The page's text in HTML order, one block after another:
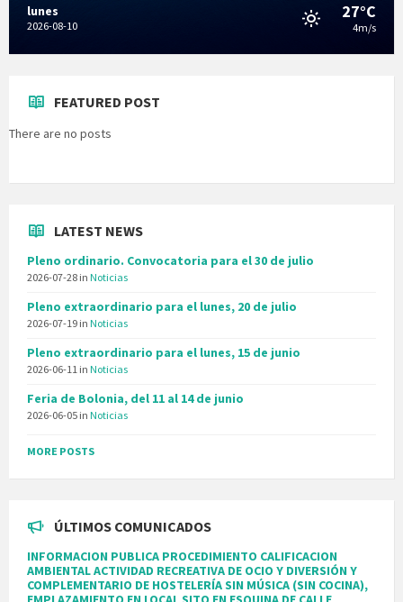
lunes
2026-08-10
27°C
4m/s
FEATURED POST
There are no posts
LATEST NEWS
Pleno ordinario. Convocatoria para el 30 de julio
2026-07-28 in Noticias
Pleno extraordinario para el lunes, 20 de julio
2026-07-19 in Noticias
Pleno extraordinario para el lunes, 15 de junio
2026-06-11 in Noticias
Feria de Bolonia, del 11 al 14 de junio
2026-06-05 in Noticias
MORE POSTS
ÚLTIMOS COMUNICADOS
INFORMACION PUBLICA PROCEDIMIENTO CALIFICACION
AMBIENTAL ACTIVIDAD RECREATIVA DE OCIO Y DIVERSIÓN Y
COMPLEMENTARIO DE HOSTELERÍA SIN MÚSICA (SIN COCINA),